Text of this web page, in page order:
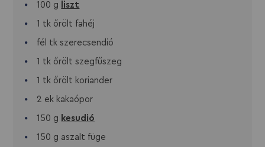
100 g liszt
1 tk őrölt fahéj
fél tk szerecsendió
1 tk őrölt szegfűszeg
1 tk őrölt koriander
2 ek kakaópor
150 g kesudió
150 g aszalt füge